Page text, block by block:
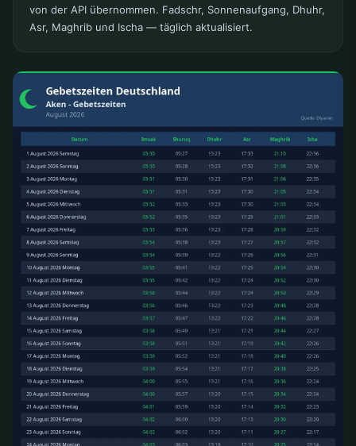
von der API übernommen. Fadschr, Sonnenaufgang, Dhuhr,
Asr, Maghrib und Ischa — täglich aktualisiert.